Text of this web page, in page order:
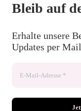
Bleib auf
Erhalte unsere
Updates per